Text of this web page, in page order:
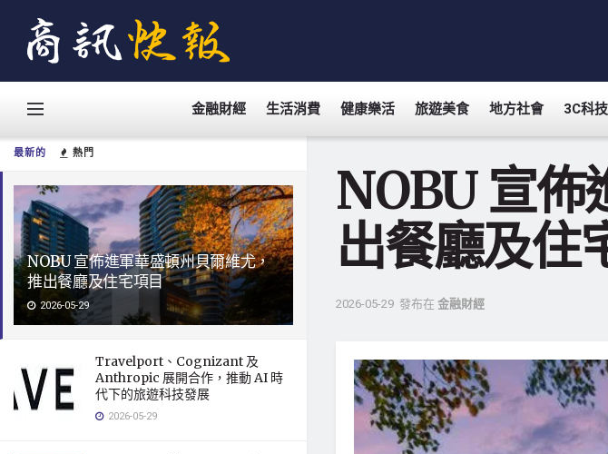
最新的 熱門
NOBU 宣佈進軍華盛頓州貝爾維尤，
推出餐廳及住宅項目
2026-05-29
Travelport、Cognizant 及
Anthropic 展開合作，推動 AI 時
代下的旅遊科技發展
2026-05-29
金融財經 生活消費 健康樂活 旅遊美食 地方社會 3C科技
NOBU 宣佈
出餐廳及住
2026-05-29 發布在 金融財經